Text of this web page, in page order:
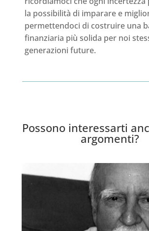
la possibilità di imparare e
permettendoci di costruire una
finanziaria più solida per noi
generazioni future.
Possono interessarti
argomenti?